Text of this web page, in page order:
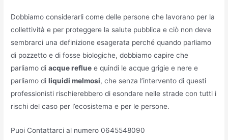
Dobbiamo considerarli come delle persone che lavorano per la
collettività e per proteggere la salute pubblica e ciò non deve
sembrarci una definizione esagerata perché quando parliamo
di pozzetto e di fosse biologiche, dobbiamo capire che
parliamo diacque reflue e quindi le acque grigie e nere e
parliamo diliquidi melmosi, che senza l’intervento di questi
professionisti rischierebbero di esondare nelle strade con tutti i
rischi del caso per l’ecosistema e per le persone.
Puoi Contattarci al numero 0645548090